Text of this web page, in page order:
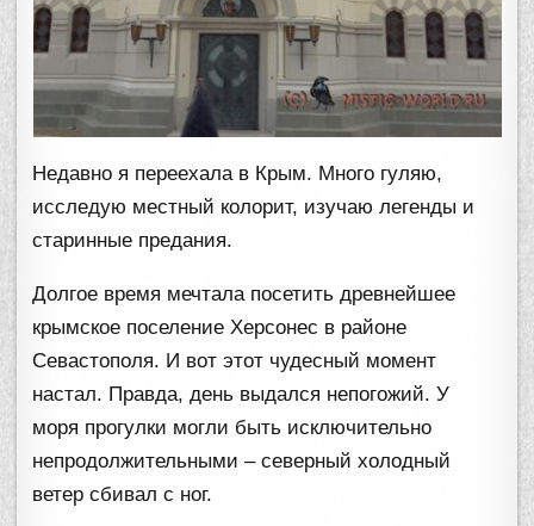
Недавно я переехала в Крым. Много гуляю,
исследую местный колорит, изучаю легенды и
старинные предания.
Долгое время мечтала посетить древнейшее
крымское поселение Херсонес в районе
Севастополя. И вот этот чудесный момент
настал. Правда, день выдался непогожий. У
моря прогулки могли быть исключительно
непродолжительными – северный холодный
ветер сбивал с ног.